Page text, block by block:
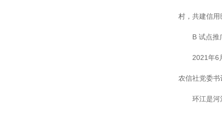
村，共建信用
B 试点推
2021年6月
农信社党委
环江是河池